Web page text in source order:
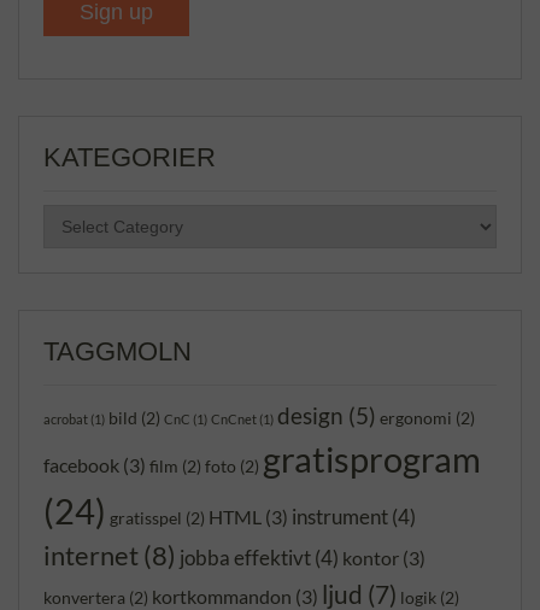
KATEGORIER
KATEGORIER
TAGGMOLN
acrobat (1) bild (2) CnC (1) CnCnet (1) design (5) ergonomi (2)
facebook (3) film (2) foto (2) gratisprogram
(24) gratisspel (2) HTML (3) instrument(4)
internet(8) jobba effektivt(4) kontor (3)
konvertera (2) kortkommandon (3) ljud (7) logik (2)